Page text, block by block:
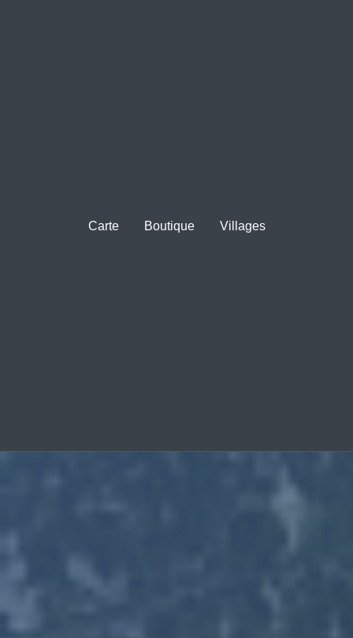
Carte Boutique Villages